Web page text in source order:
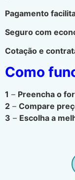
Pagamento
Seguro com
Cotação e
Como
1 – Preencha o
2 – Compare
3 – Escolha a